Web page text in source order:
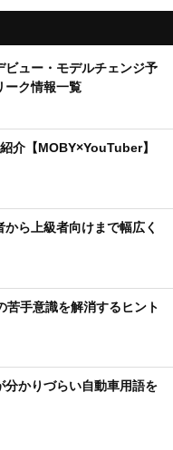
ビュー・モデルチェンジ予
ーク情報一覧
介【MOBY×YouTuber】
から上級者向けまで幅広く
苦手意識を解消するヒント
分かりづらい自動車用語を